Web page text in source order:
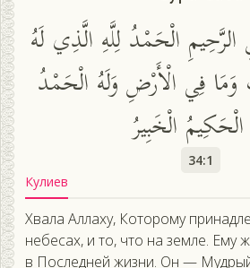
الْحَمْدُ لِلَّهِ الَّذِي لَهُ
فِي الْأَرْضِ وَلَهُ الْحَمْدُ
الْخَبِيرُ
34:1
Кулиев
Хвала Аллаху, Которому
небесах, и то, что на земле. Ему
в Последней жизни. Он —